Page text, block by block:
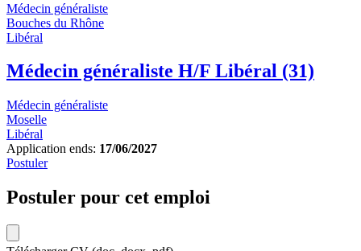
Médecin généraliste
Bouches du Rhône
Libéral
Médecin généraliste H/F Libéral (31)
Médecin généraliste
Moselle
Libéral
Application ends: 17/06/2027
Postuler
Postuler pour cet emploi